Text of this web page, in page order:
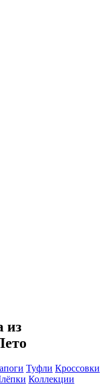
из
Туфли Кроссовки
Коллекции